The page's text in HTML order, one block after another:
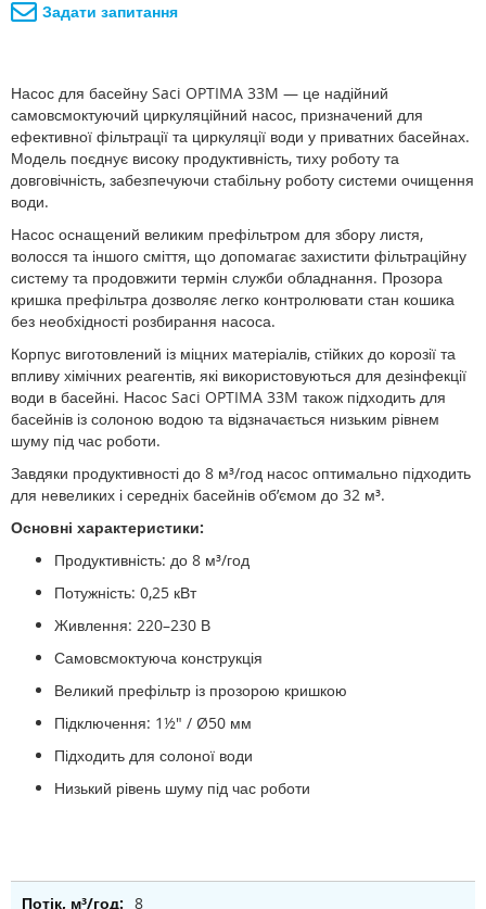
Задати запитання
Насос для басейну Saci OPTIMA 33M — це надійний
самовсмоктуючий циркуляційний насос, призначений для
ефективної фільтрації та циркуляції води у приватних басейнах.
Модель поєднує високу продуктивність, тиху роботу та
довговічність, забезпечуючи стабільну роботу системи очищення
води.
Насос оснащений великим префільтром для збору листя,
волосся та іншого сміття, що допомагає захистити фільтраційну
систему та продовжити термін служби обладнання. Прозора
кришка префільтра дозволяє легко контролювати стан кошика
без необхідності розбирання насоса.
Корпус виготовлений із міцних матеріалів, стійких до корозії та
впливу хімічних реагентів, які використовуються для дезінфекції
води в басейні. Насос Saci OPTIMA 33M також підходить для
басейнів із солоною водою та відзначається низьким рівнем
шуму під час роботи.
Завдяки продуктивності до 8 м³/год насос оптимально підходить
для невеликих і середніх басейнів об’ємом до 32 м³.
Основні характеристики:
Продуктивність: до 8 м³/год
Потужність: 0,25 кВт
Живлення: 220–230 В
Самовсмоктуюча конструкція
Великий префільтр із прозорою кришкою
Підключення: 1½" / Ø50 мм
Підходить для солоної води
Низький рівень шуму під час роботи
8